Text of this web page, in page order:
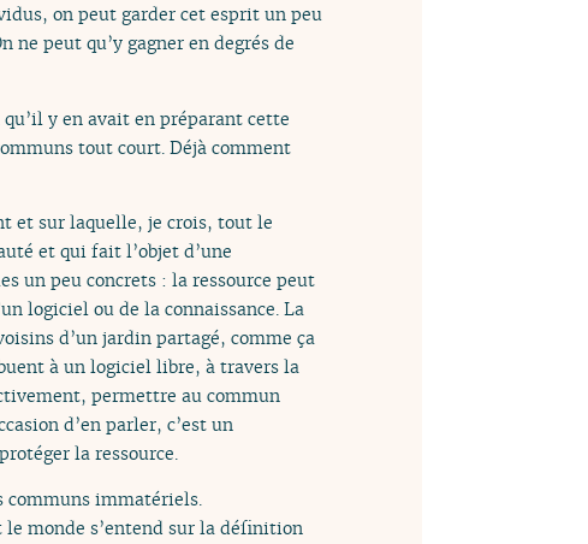
on peut garder cet esprit un peu
peut qu’y gagner en degrés de
y en avait en préparant cette
tout court. Déjà comment
et sur laquelle, je crois, tout le
et qui fait l’objet d’une
un peu concrets : la ressource peut
logiciel ou de la connaissance. La
d’un jardin partagé, comme ça
à un logiciel libre, à travers la
permettre au commun
d’en parler, c’est un
la ressource.
communs immatériels.
monde s’entend sur la définition